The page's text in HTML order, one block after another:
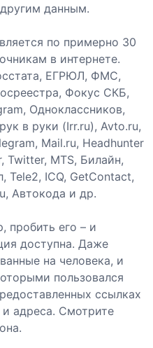
данным.
по примерно 30
в интернете.
ЕГРЮЛ, ФМС,
Фокус СКБ,
Одноклассников,
в руки (Irr.ru), Avto.ru,
Mail.ru, Headhunter
Twitter, MTS, Билайн,
ICQ, GetContact,
Автокода и др.
пробить его – и
доступна. Даже
на человека, и
пользовался
ссылках
адреса. Смотрите